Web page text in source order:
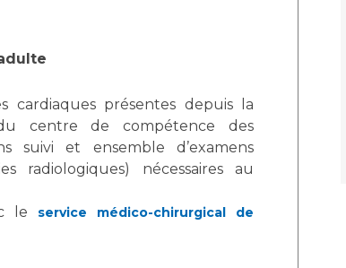
cardiaques présentes depuis la
centre de compétence des
suivi et ensemble d’examens
radiologiques) nécessaires au
le service médico-chirurgical de